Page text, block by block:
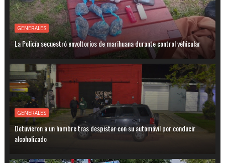
GENERALES
La Policía secuestró envoltorios de marihuana durante control vehicular
GENERALES
Detuvieron a un hombre tras despistar con su automóvil por conducir
alcoholizado